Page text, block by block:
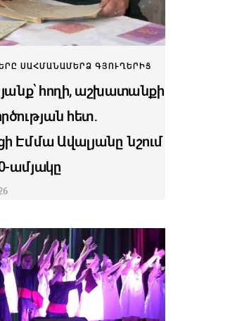
ՍԱՀՄԱՆԱՄԵՐՁ ԳՅՈՒՂԵՐԻՑ
հողի, աշխատանքի
հետ․
Էմմա Ավալյանը նշում
ամյակը